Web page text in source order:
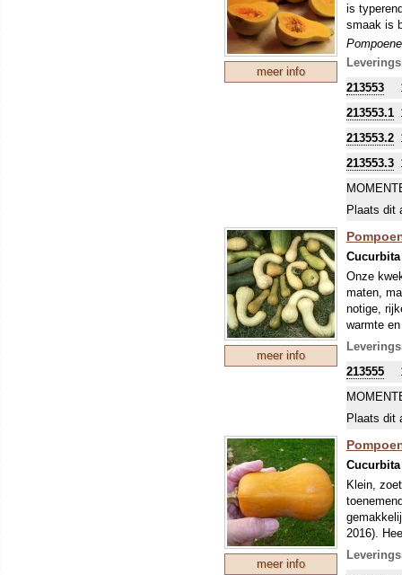
meer info
is
smaak is
worden
namen
soorten,
duidelijk
213553
213553.1
213553.2
213553.3
Plaats dit
meer info
Onze
maten,
notige,
warmte
en/of een
worden
Alle
soorten,
duidelijk
213555
Plaats dit
meer info
Klein,
2016).
zoveel
ras is